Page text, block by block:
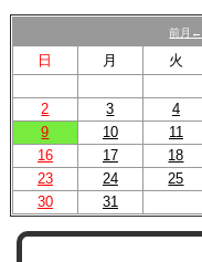
U-12
U-15
試合結果
前月←
日 月 火
2
3 4
9
10 11
16
17 18
23
24 25
30
31